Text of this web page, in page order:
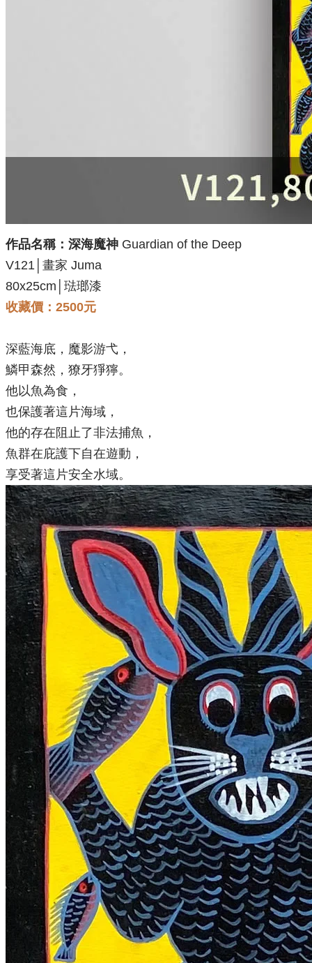
作品名稱：深海魔神 Guardian of the Deep
V121│畫家 Juma
80x25cm│琺瑯漆
收藏價：2500元
深藍海底，魔影游弋，
鱗甲森然，獠牙猙獰。
他以魚為食，
也保護著這片海域，
他的存在阻止了非法捕魚，
魚群在庇護下自在遊動，
享受著這片安全水域。